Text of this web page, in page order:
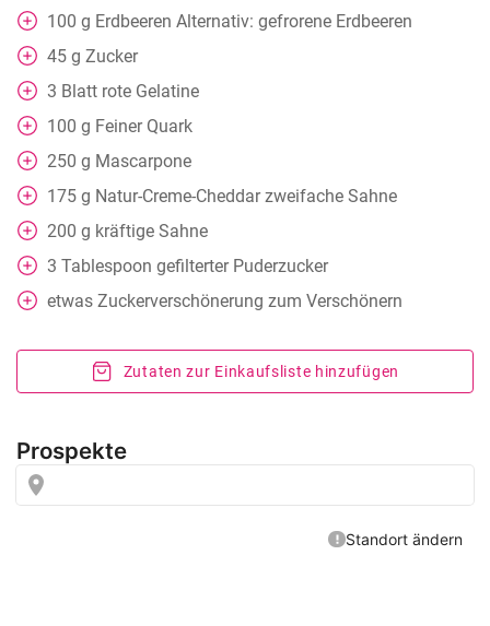
100 g Erdbeeren Alternativ: gefrorene Erdbeeren
45 g Zucker
3 Blatt rote Gelatine
100 g Feiner Quark
250 g Mascarpone
175 g Natur-Creme-Cheddar zweifache Sahne
200 g kräftige Sahne
3 Tablespoon gefilterter Puderzucker
etwas Zuckerverschönerung zum Verschönern
Zutaten zur Einkaufsliste hinzufügen